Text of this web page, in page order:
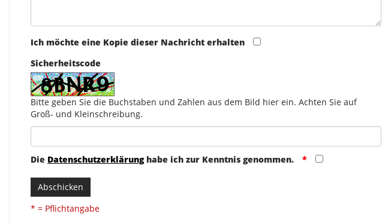
Ich möchte eine Kopie dieser Nachricht erhalten
Sicherheitscode
Bitte geben Sie die Buchstaben und Zahlen aus dem Bild hier ein. Achten Sie auf
Groß- und Kleinschreibung.
Die Datenschutzerklärunghabe ich zur Kenntnis genommen.
Abschicken
* = Pflichtangabe